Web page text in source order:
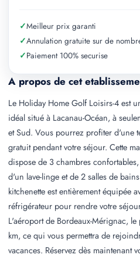
A propos de cet
Le Holiday Home Golf Loisirs-4 est
idéal situé à Lacanau-Océan, à
et Sud. Vous pourrez profiter d'une
gratuit pendant votre séjour. Cette
dispose de 3 chambres
d'un lave-linge et de 2 salles de
kitchenette est entièrement équipée
réfrigérateur pour rendre votre
L'aéroport de Bordeaux-Mérignac,
km, ce qui vous permettra de
vacances. Réservez dès maintenant
✓Meilleur prix garanti
✓Annulation gratuite sur de
✓Paiement 100% securise